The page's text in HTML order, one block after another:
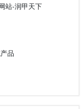
站-润甲天下
品